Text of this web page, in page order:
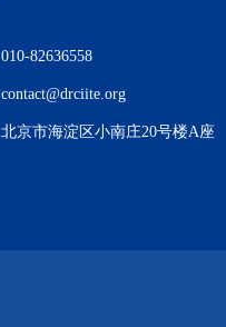
010-82636558
contact@drciite.org
北京市海淀区小南庄20号楼A座